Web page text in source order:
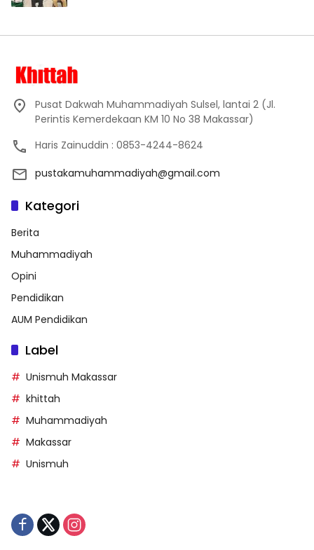
Pusat Dakwah Muhammadiyah Sulsel, lantai 2 (Jl.
Perintis Kemerdekaan KM 10 No 38 Makassar)
Haris Zainuddin : 0853-4244-8624
pustakamuhammadiyah@gmail.com
Kategori
Berita
Muhammadiyah
Opini
Pendidikan
AUM Pendidikan
Label
Unismuh Makassar
khittah
Muhammadiyah
Makassar
Unismuh